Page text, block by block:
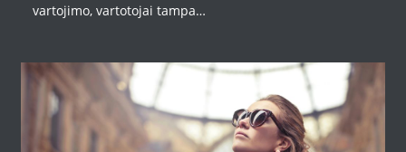
vartojimo, vartotojai tampa…